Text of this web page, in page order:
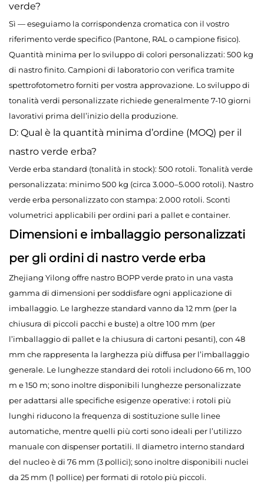
verde?
Sì — eseguiamo la corrispondenza cromatica con il vostro
riferimento verde specifico (Pantone, RAL o campione fisico).
Quantità minima per lo sviluppo di colori personalizzati: 500 kg
di nastro finito. Campioni di laboratorio con verifica tramite
spettrofotometro forniti per vostra approvazione. Lo sviluppo di
tonalità verdi personalizzate richiede generalmente 7-10 giorni
lavorativi prima dell’inizio della produzione.
D: Qual è la quantità minima d’ordine (MOQ) per il
nastro verde erba?
Verde erba standard (tonalità in stock): 500 rotoli. Tonalità verde
personalizzata: minimo 500 kg (circa 3.000–5.000 rotoli). Nastro
verde erba personalizzato con stampa: 2.000 rotoli. Sconti
volumetrici applicabili per ordini pari a pallet e container.
Dimensioni e imballaggio personalizzati
per gli ordini di nastro verde erba
Zhejiang Yilong offre nastro BOPP verde prato in una vasta
gamma di dimensioni per soddisfare ogni applicazione di
imballaggio. Le larghezze standard vanno da 12 mm (per la
chiusura di piccoli pacchi e buste) a oltre 100 mm (per
l’imballaggio di pallet e la chiusura di cartoni pesanti), con 48
mm che rappresenta la larghezza più diffusa per l’imballaggio
generale. Le lunghezze standard dei rotoli includono 66 m, 100
m e 150 m; sono inoltre disponibili lunghezze personalizzate
per adattarsi alle specifiche esigenze operative: i rotoli più
lunghi riducono la frequenza di sostituzione sulle linee
automatiche, mentre quelli più corti sono ideali per l’utilizzo
manuale con dispenser portatili. Il diametro interno standard
del nucleo è di 76 mm (3 pollici); sono inoltre disponibili nuclei
da 25 mm (1 pollice) per formati di rotolo più piccoli.